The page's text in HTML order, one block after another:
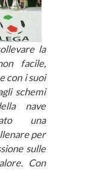
la
facile,
con i suoi
schemi
nave
una
per
sulle
Con